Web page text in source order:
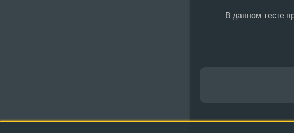
В данном тесте